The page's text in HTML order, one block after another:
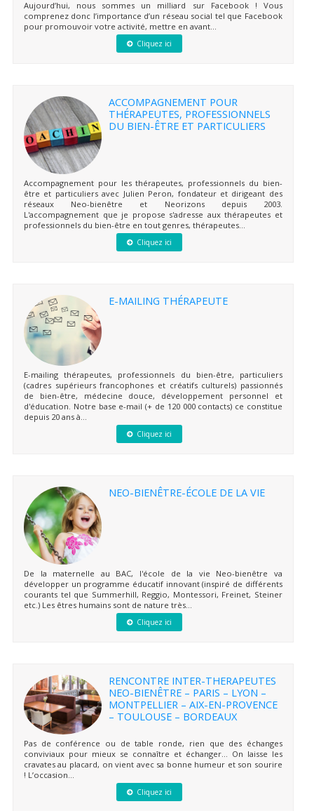
Aujourd’hui, nous sommes un milliard sur Facebook ! Vous
comprenez donc l’importance d’un réseau social tel que Facebook
pour promouvoir votre activité, mettre en avant...
Cliquez ici
ACCOMPAGNEMENT POUR
THÉRAPEUTES, PROFESSIONNELS
DU BIEN-ÊTRE ET PARTICULIERS
Accompagnement pour les thérapeutes, professionnels du bien-
être et particuliers avec Julien Peron, fondateur et dirigeant des
réseaux Neo-bienêtre et Neorizons depuis 2003.
L'accompagnement que je propose s'adresse aux thérapeutes et
professionnels du bien-être en tout genres, thérapeutes...
Cliquez ici
E-MAILING THÉRAPEUTE
E-mailing thérapeutes, professionnels du bien-être, particuliers
(cadres supérieurs francophones et créatifs culturels) passionnés
de bien-être, médecine douce, développement personnel et
d'éducation. Notre base e-mail (+ de 120 000 contacts) ce constitue
depuis 20 ans à...
Cliquez ici
NEO-BIENÊTRE-ÉCOLE DE LA VIE
De la maternelle au BAC, l'école de la vie Neo-bienêtre va
développer un programme éducatif innovant (inspiré de différents
courants tel que Summerhill, Reggio, Montessori, Freinet, Steiner
etc.) Les êtres humains sont de nature très...
Cliquez ici
RENCONTRE INTER-THERAPEUTES
NEO-BIENÊTRE – PARIS – LYON –
MONTPELLIER – AIX-EN-PROVENCE
– TOULOUSE – BORDEAUX
Pas de conférence ou de table ronde, rien que des échanges
conviviaux pour mieux se connaître et échanger… On laisse les
cravates au placard, on vient avec sa bonne humeur et son sourire
! L’occasion...
Cliquez ici